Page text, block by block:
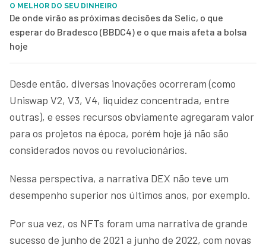
O MELHOR DO SEU DINHEIRO
De onde virão as próximas decisões da Selic, o que
esperar do Bradesco (BBDC4) e o que mais afeta a bolsa
hoje
Desde então, diversas inovações ocorreram (como
Uniswap V2, V3, V4, liquidez concentrada, entre
outras), e esses recursos obviamente agregaram valor
para os projetos na época, porém hoje já não são
considerados novos ou revolucionários.
Nessa perspectiva, a narrativa DEX não teve um
desempenho superior nos últimos anos, por exemplo.
Por sua vez, os NFTs foram uma narrativa de grande
sucesso de junho de 2021 a junho de 2022, com novas